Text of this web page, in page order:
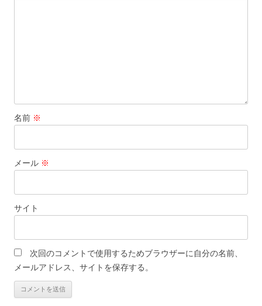
名前 ※
メール ※
サイト
次回のコメントで使用するためブラウザーに自分の名前、
メールアドレス、サイトを保存する。